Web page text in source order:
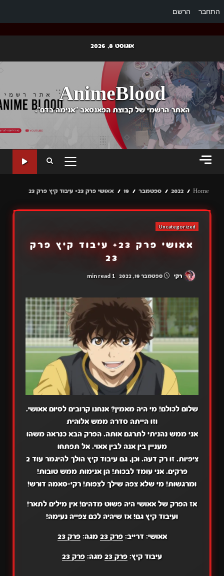
התחבר הרשם
content
אוגוסט 8, 2026
AnimeBlood
האתר הרשמי של קבוצת הפאנסאב "אנימה בדם".
PRIMARY
Home
2022 ספטמבר 19 אאושי פרק 23+ עיבוד קיץ פרק 23
Uncategorized
אאושי פרק 23+ עיבוד קיץ פרק
23
רקי ספטמבר 19, 2022 1 min read
שלום לכולם! מי היה מאמין? אנחנו קרובים לסיום אאושי.
וזו הייתה סדרה ממש אלוהית
אני ממש נהניתי לתרגם אותה. הפרק הבא כנראה משהו
מעניין בין אנה לבין אאוי. אל תפתחו
ציפיות. זו רק דעה. וכן, גם עיבוד קיץ הולך להיגמר עוד 2
פרקים. אני עומד לבכות! הן אנימות ממש טובות!
ומרגשות! מי שלא צפה שילך לצפות! רקי-סאמה דורש!
אז הפרק של אאושי היה פשוט מדהים! אין מילים לתאר!
ועיבוד קיץ גם! אז שיהיה לכם צפייה נעימה!
אאושי: דרייב:פרק 23 מגה:פרק 23
עיבוד קיץ: פרק 23 מגה: פרק 23